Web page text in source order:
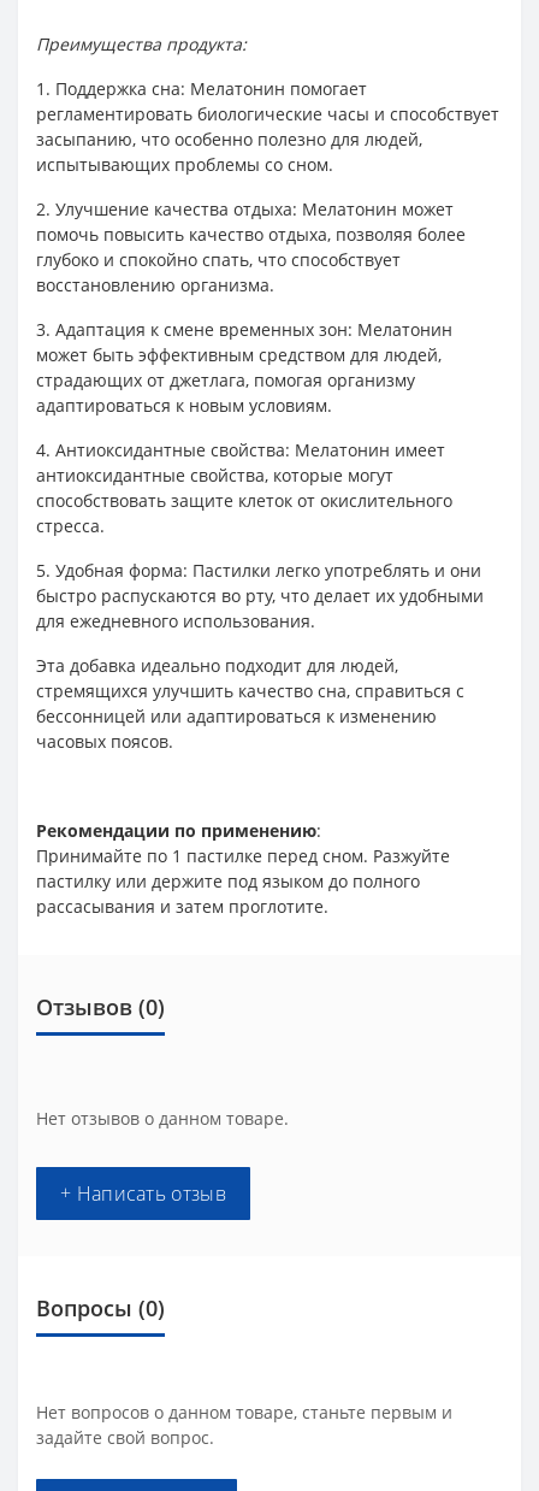
Преимущества продукта:
1. Поддержка сна: Мелатонин помогает
регламентировать биологические часы и способствует
засыпанию, что особенно полезно для людей,
испытывающих проблемы со сном.
2. Улучшение качества отдыха: Мелатонин может
помочь повысить качество отдыха, позволяя более
глубоко и спокойно спать, что способствует
восстановлению организма.
3. Адаптация к смене временных зон: Мелатонин
может быть эффективным средством для людей,
страдающих от джетлага, помогая организму
адаптироваться к новым условиям.
4. Антиоксидантные свойства: Мелатонин имеет
антиоксидантные свойства, которые могут
способствовать защите клеток от окислительного
стресса.
5. Удобная форма: Пастилки легко употреблять и они
быстро распускаются во рту, что делает их удобными
для ежедневного использования.
Эта добавка идеально подходит для людей,
стремящихся улучшить качество сна, справиться с
бессонницей или адаптироваться к изменению
часовых поясов.
Рекомендации по применению:
Принимайте по 1 пастилке перед сном. Разжуйте
пастилку или держите под языком до полного
рассасывания и затем проглотите.
Отзывов (0)
Нет отзывов о данном товаре.
+ Написать отзыв
Вопросы (0)
Нет вопросов о данном товаре, станьте первым и
задайте свой вопрос.